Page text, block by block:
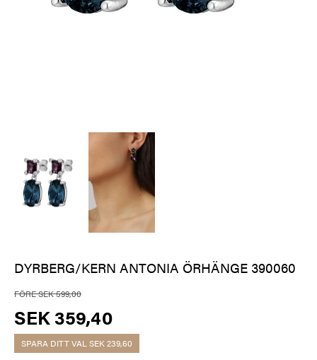
DYRBERG/KERN ANTONIA ÖRHÄNGE 390060
FÖRE SEK 599,00
SEK 359,40
SPARA DITT VALSEK 239,60